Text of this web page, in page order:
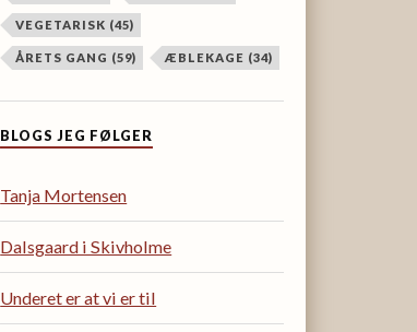
VEGETARISK (45)
ÅRETS GANG (59) ÆBLEKAGE (34)
BLOGS JEG FØLGER
Tanja Mortensen
Dalsgaard i Skivholme
Underet er at vi er til